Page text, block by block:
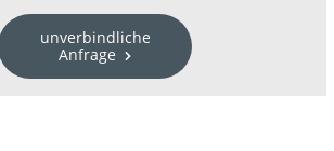
unverbindliche
Anfrage